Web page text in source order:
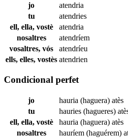
jo
atendria
tu
atendries
ell, ella, vostè
atendria
nosaltres
atendríem
vosaltres, vós
atendríeu
ells, elles, vostès atendrien
Condicional perfet
jo hauria (haguera) atès
tu
hauries (hagueres)
ell, ella, vostè
hauria (haguera) atès
nosaltres
hauríem (haguérem)